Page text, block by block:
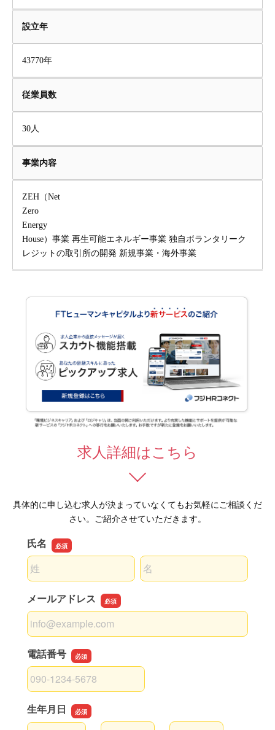
設立年
43770年
従業員数
30人
事業内容
ZEH（Net
Zero
Energy
House）事業 再生可能エネルギー事業 独自ボランタリーク
レジットの取引所の開発 新規事業・海外事業
求人詳細はこちら
具体的に申し込む求人が決まっていなくてもお気軽にご相談くだ
さい。ご紹介させていただきます。